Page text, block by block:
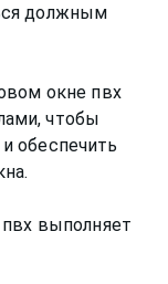
должным
окне пвх
чтобы
обеспечить
выполняет